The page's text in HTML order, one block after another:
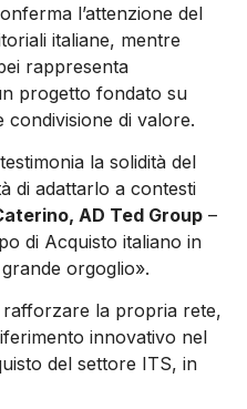
l’attenzione del
italiane, mentre
rappresenta
progetto fondato su
di valore.
la solidità del
di adattarlo a contesti
AD Ted Group –
di Acquisto italiano in
orgoglio».
la propria rete,
innovativo nel
del settore ITS, in